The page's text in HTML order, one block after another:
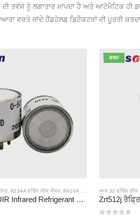
ਤਵੱਜੋ ਨੂੰ ਲਗਾਤਾਰ ਮਾਪਦਾ ਹੈ ਅਤੇ ਆਟੋਮੈਟਿਕ ਹੀ
ਵਰਤੇ ਜਾਂਦੇ ਹੈਂਡਹੇਲਡ ਡਿਟੈਕਟਰਾਂ ਦੀ ਪੂਰਤੀ
, R134A ਫਰਿੱਜ ਲੀਕ ਸੈਂਸਰ, R410A ਫਰਿੱਜ ਫਰਿੱਜ INGE ਸੈਂਸਰ ,
MH-441D NDIR Infrared Refrigerant Sensor | High Sensitivity | HVAC & Industrial Safety | Long Lifespan
ਗਰਮ
ਆਰ 32 ਫਰਿੱਜ ਲੀਕ